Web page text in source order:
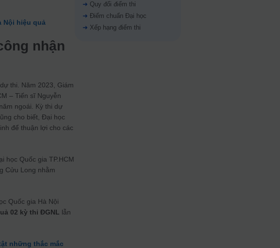
Nội hiệu quả
nhận
thi. Năm 2023, Giám
– Tiến sĩ Nguyễn
ngoái. Kỳ thi dự
cho biết, Đại học
để thuận lợi cho các
học Quốc gia TP.HCM
Cửu Long nhằm
Quốc gia Hà Nội
02 kỳ thi ĐGNL lẫn
những thắc mắc
➜ Quy đổi điểm thi
➜ Điểm chuẩn Đại học
➜ Xếp hạng điểm thi